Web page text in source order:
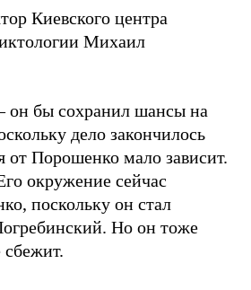
Киевского центра
Михаил
он бы сохранил шансы на
дело закончилось
от Порошенко мало зависит.
окружение сейчас
поскольку он стал
Но он тоже